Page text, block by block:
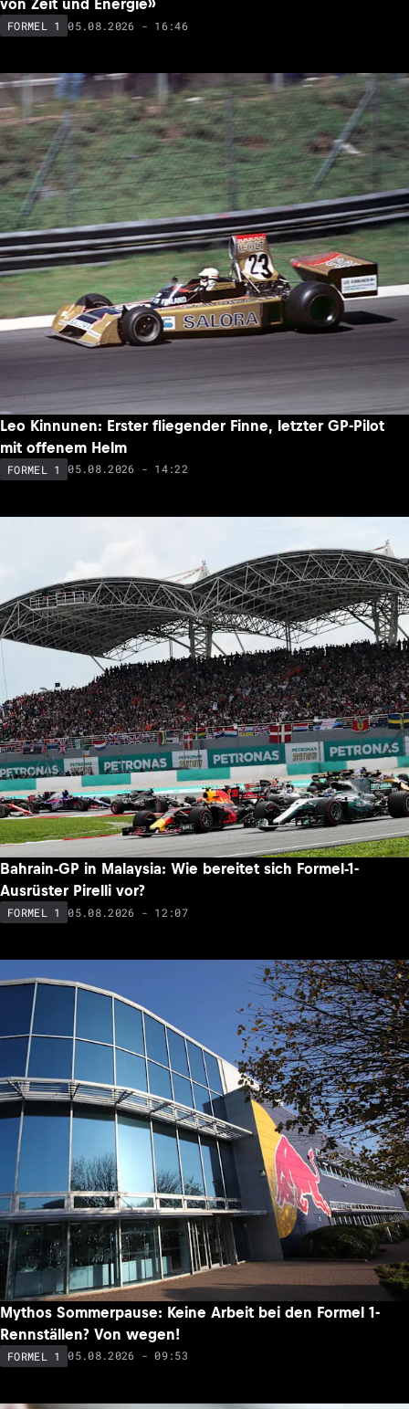
von Zeit und Energie»
FORMEL 1 05.08.2026 - 16:46
Leo Kinnunen: Erster fliegender Finne, letzter GP-Pilot
mit offenem Helm
FORMEL 1 05.08.2026 - 14:22
Bahrain-GP in Malaysia: Wie bereitet sich Formel-1-
Ausrüster Pirelli vor?
FORMEL 1 05.08.2026 - 12:07
Mythos Sommerpause: Keine Arbeit bei den Formel 1-
Rennställen? Von wegen!
FORMEL 1 05.08.2026 - 09:53